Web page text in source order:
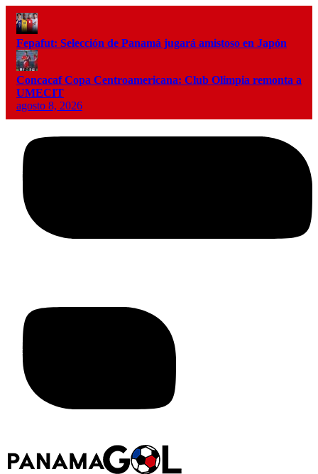
Fepafut: Selección de Panamá jugará amistoso en Japón
Concacaf Copa Centroamericana: Club Olimpia remonta a
UMECIT
agosto 8, 2026